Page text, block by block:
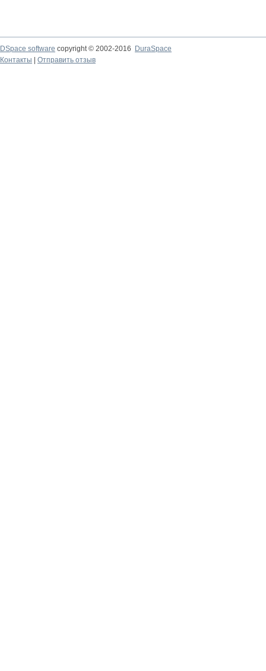
DSpace software copyright © 2002-2016
DuraSpace
Контакты
Отправить отзыв